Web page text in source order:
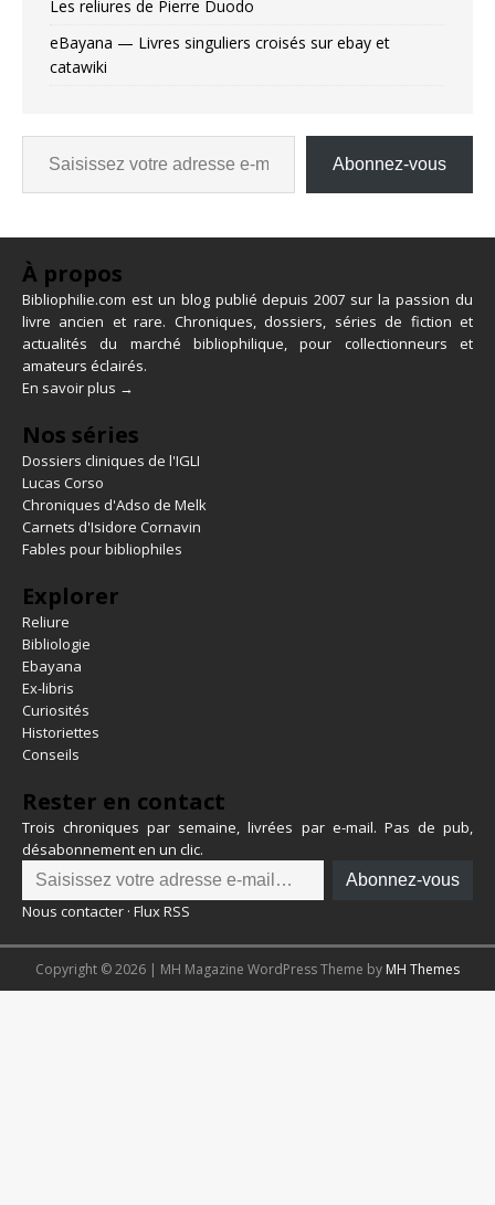
Les reliures de Pierre Duodo
eBayana — Livres singuliers croisés sur ebay et
catawiki
Abonnez-vous
À propos
Bibliophilie.com est un blog publié depuis 2007 sur la passion du
livre ancien et rare. Chroniques, dossiers, séries de fiction et
actualités du marché bibliophilique, pour collectionneurs et
amateurs éclairés.
En savoir plus →
Nos séries
Dossiers cliniques de l'IGLI
Lucas Corso
Chroniques d'Adso de Melk
Carnets d'Isidore Cornavin
Fables pour bibliophiles
Explorer
Reliure
Bibliologie
Ebayana
Ex-libris
Curiosités
Historiettes
Conseils
Rester en contact
Trois chroniques par semaine, livrées par e-mail. Pas de pub,
désabonnement en un clic.
Abonnez-vous
Nous contacter · Flux RSS
Copyright © 2026 | MH Magazine WordPress Theme by MH Themes